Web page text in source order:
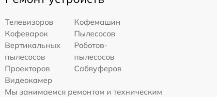
Телевизоров
Кофемашин
Кофеварок
Пылесосов
Вертикальных
пылесосов
Роботов-
пылесосов
Проекторов
Сабвуферов
Видеокамер
Мы занимаемся ремонтом и техническим